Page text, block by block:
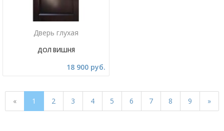
Дверь глухая
ДОЛ ВИШНЯ
18 900 руб.
« 1 2 3 4 5 6 7 8 9 »